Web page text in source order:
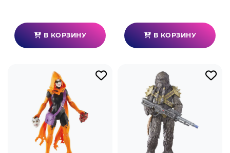
В КОРЗИНУ В КОРЗИНУ